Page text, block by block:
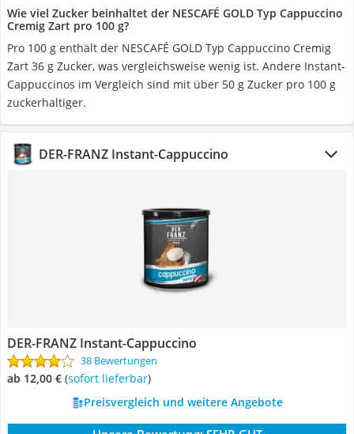
Wie viel Zucker beinhaltet der NESCAFÉ GOLD Typ Cappuccino
Cremig Zart pro 100 g?
Pro 100 g enthält der NESCAFÉ GOLD Typ Cappuccino Cremig
Zart 36 g Zucker, was vergleichsweise wenig ist. Andere Instant-
Cappuccinos im Vergleich sind mit über 50 g Zucker pro 100 g
zuckerhaltiger.
DER-FRANZ Instant-Cappuccino
DER-FRANZ Instant-Cappuccino
38 Bewertungen
ab 12,00 € ( Sofort lieferbar)
Preisvergleich und weitere Angebote